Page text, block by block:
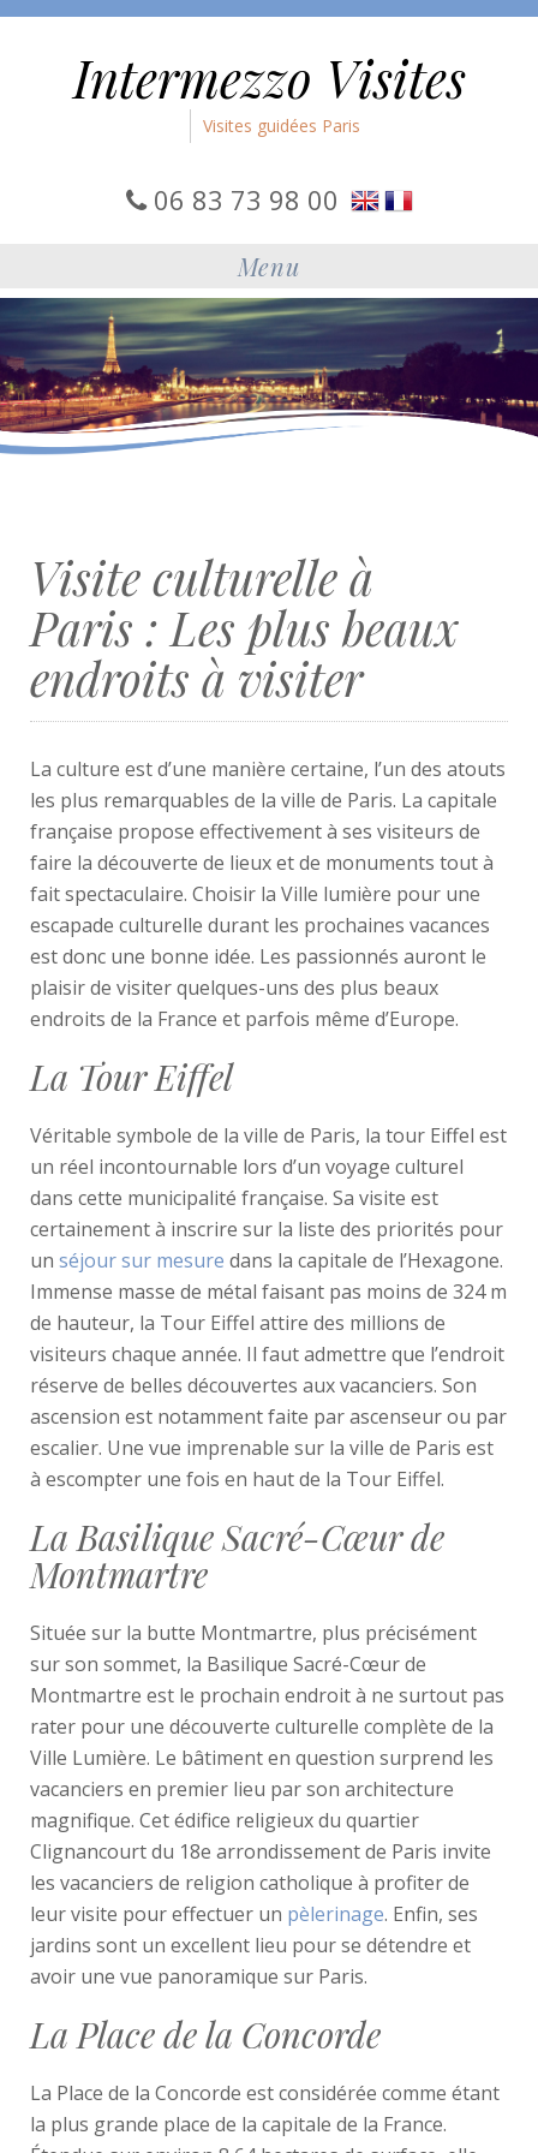
Intermezzo Visites
Visites guidées Paris
06 83 73 98 00
Menu
Visite culturelle à
Paris : Les plus beaux
endroits à visiter
La culture est d’une manière certaine, l’un des atouts
les plus remarquables de la ville de Paris. La capitale
française propose effectivement à ses visiteurs de
faire la découverte de lieux et de monuments tout à
fait spectaculaire. Choisir la Ville lumière pour une
escapade culturelle durant les prochaines vacances
est donc une bonne idée. Les passionnés auront le
plaisir de visiter quelques-uns des plus beaux
endroits de la France et parfois même d’Europe.
La Tour Eiffel
Véritable symbole de la ville de Paris, la tour Eiffel est
un réel incontournable lors d’un voyage culturel
dans cette municipalité française. Sa visite est
certainement à inscrire sur la liste des priorités pour
un séjour sur mesure dans la capitale de l’Hexagone.
Immense masse de métal faisant pas moins de 324 m
de hauteur, la Tour Eiffel attire des millions de
visiteurs chaque année. Il faut admettre que l’endroit
réserve de belles découvertes aux vacanciers. Son
ascension est notamment faite par ascenseur ou par
escalier. Une vue imprenable sur la ville de Paris est
à escompter une fois en haut de la Tour Eiffel.
La Basilique Sacré-Cœur de
Montmartre
Située sur la butte Montmartre, plus précisément
sur son sommet, la Basilique Sacré-Cœur de
Montmartre est le prochain endroit à ne surtout pas
rater pour une découverte culturelle complète de la
Ville Lumière. Le bâtiment en question surprend les
vacanciers en premier lieu par son architecture
magnifique. Cet édifice religieux du quartier
Clignancourt du 18e arrondissement de Paris invite
les vacanciers de religion catholique à profiter de
leur visite pour effectuer un pèlerinage. Enfin, ses
jardins sont un excellent lieu pour se détendre et
avoir une vue panoramique sur Paris.
La Place de la Concorde
La Place de la Concorde est considérée comme étant
la plus grande place de la capitale de la France.